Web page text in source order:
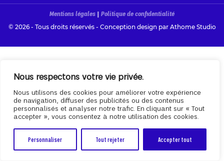
Nous respectons votre vie privée.
Nous utilisons des cookies pour améliorer votre expérience
de navigation, diffuser des publicités ou des contenus
personnalisés et analyser notre trafic. En cliquant sur « Tout
accepter », vous consentez à notre utilisation des cookies.
Personnaliser Tout rejeter Accepter tout
Mentions légales | Politique de confidentialité
© 2026 - Tous droits réservés - Conception design par Athome Studio